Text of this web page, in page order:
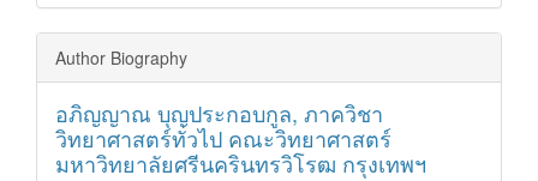
Author Biography
อภิญญาณ บุญประกอบกูล, ภาควิชา
วิทยาศาสตร์ทั่วไป คณะวิทยาศาสตร์
มหาวิทยาลัยศรีนครินทรวิโรฒ กรุงเทพฯ